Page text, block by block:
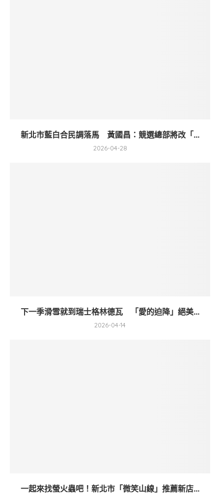
新北市藍白合民調落馬 黃國昌：競選總部將改「...
2026-04-28
下一季滑雪就到瑞士格林德瓦 「愛的迫降」絕美...
2026-04-14
一起來找螢火蟲吧！新北市「微笑山線」推薦新店...